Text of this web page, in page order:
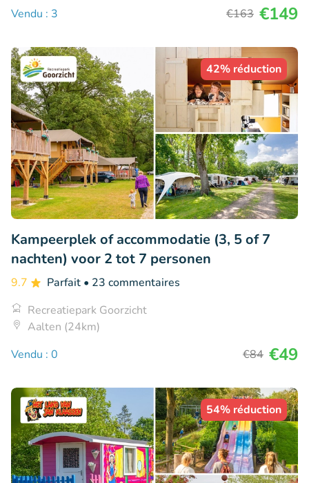
Vendu : 3
€163 €149
42% réduction
Kampeerplek of accommodatie (3, 5 of 7
nachten) voor 2 tot 7 personen
9.7 Parfait • 23 commentaires
Recreatiepark Goorzicht
Aalten (24km)
Vendu : 0
€84 €49
54% réduction